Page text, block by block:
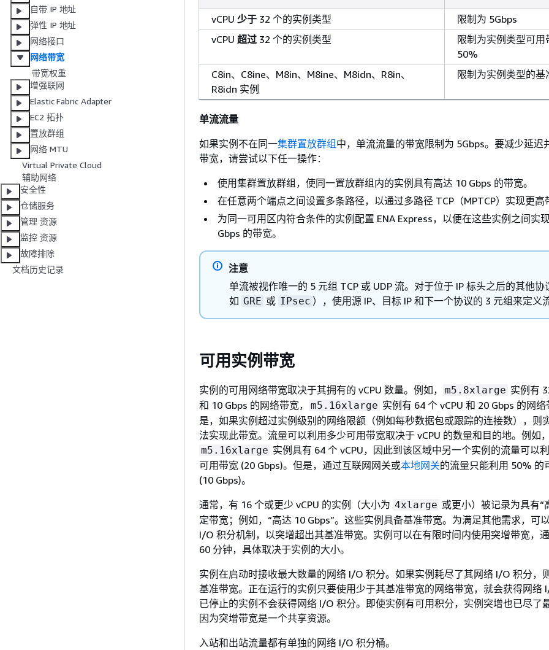
自带 IP 地址
弹性 IP 地址
网络接口
网络带宽
带宽权重
增强联网
Elastic Fabric Adapter
EC2 拓扑
置放群组
网络 MTU
Virtual Private Cloud
辅助网络
安全性
仓储服务
管理 资源
监控 资源
故障排除
文档历史记录
vCPU 少于 32 个的实例类型
限制为 5Gbps
vCPU 超过 32 个的实例类型
限制为实例类型可用
50%
C8in、C8ine、M8in、M8ine、M8idn、R8in、
R8idn 实例
限制为实例类型的基
单流流量
如果实例不在同一集群置放群组 中，单流流量的带宽限制为 5Gbps。要减少延迟
带宽，请尝试以下任一操作：
使用集群置放群组，使同一置放群组内的实例具有高达 10 Gbps 的带宽。
在任意两个端点之间设置多条路径，以通过多路径 TCP（MPTCP）实现更高
为同一可用区内符合条件的实例配置 ENA Express，以便在这些实例之间实
Gbps 的带宽。
注意
单流被视作唯一的 5 元组 TCP 或 UDP 流。对于位于 IP 标头之后的其他协
如 GRE 或 IPsec ），使用源 IP、目标 IP 和下一个协议的 3 元组来定义
可用实例带宽
实例的可用网络带宽取决于其拥有的 vCPU 数量。例如， m5.8xlarge 实例有
和 10 Gbps 的网络带宽，
m5.16xlarge 实例有 64 个 vCPU 和 20 Gbps 的网
是，如果实例超过实例级别的网络限额（例如每秒数据包或跟踪的连接数），则
法实现此带宽。流量可以利用多少可用带宽取决于 vCPU 的数量和目的地。例如
m5.16xlarge 实例具有 64 个 vCPU，因此到该区域中另一个实例的流量可以
可用带宽 (20 Gbps)。但是，通过互联网网关或本地网关的流量只能利用 50% 的
(10 Gbps)。
通常，有 16 个或更少 vCPU 的实例（大小为 4xlarge 或更小）被记录为具有“
定带宽；例如，“高达 10 Gbps”。这些实例具备基准带宽。为满足其他需求，可
I/O 积分机制，以突增超出其基准带宽。实例可以在有限时间内使用突增带宽，
60 分钟，具体取决于实例的大小。
实例在启动时接收最大数量的网络 I/O 积分。如果实例耗尽了其网络 I/O 积分，
基准带宽。正在运行的实例只要使用少于其基准带宽的网络带宽，就会获得网络
已停止的实例不会获得网络 I/O 积分。即使实例有可用积分，实例突增也已尽了
因为突增带宽是一个共享资源。
入站和出站流量都有单独的网络 I/O 积分桶。